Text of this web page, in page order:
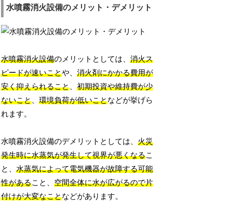
水噴霧消火設備のメリット・デメリット
水噴霧消火設備のメリットとしては、消火ス
ピードが速いことや、消火剤にかかる費用が
安く抑えられること、初期投資や維持費が少
ないこと、環境負荷が低いことなどが挙げら
れます。
水噴霧消火設備のデメリットとしては、火災
発生時に水蒸気が発生して視界が悪くなるこ
と、水蒸気によって電気機器が故障する可能
性があること、空間全体に水が広がるので片
付けが大変なことなどがあります。